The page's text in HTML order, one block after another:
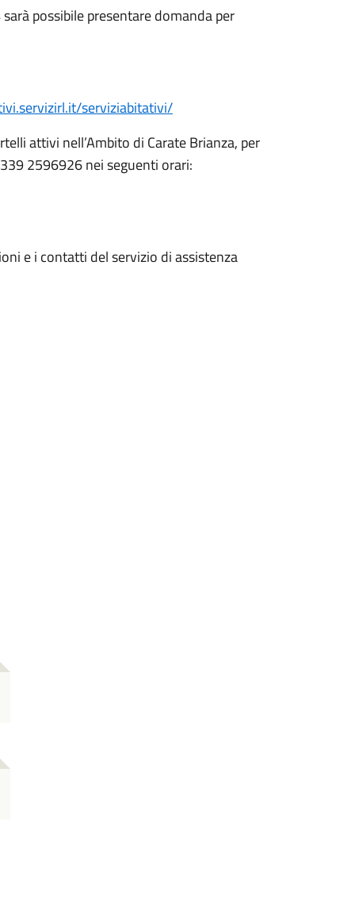
possibile presentare domanda per
serviziabitativi/
attivi nell’Ambito di Carate Brianza, per
2596926 nei seguenti orari:
e i contatti del servizio di assistenza